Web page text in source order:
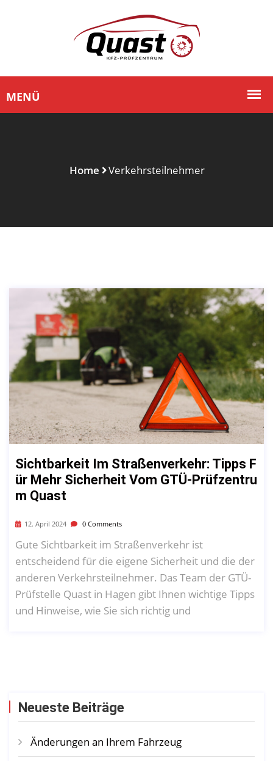
Home Verkehrsteilnehmer
Sichtbarkeit Im Straßenverkehr: Tipps F
Ür Mehr Sicherheit Vom GTÜ-Prüfzentru
M Quast
12. April 2024 0 Comments
Gute Sichtbarkeit im Straßenverkehr ist
entscheidend für die eigene Sicherheit und die der
anderen Verkehrsteilnehmer. Das Team der GTÜ-
Prüfstelle Quast in Hagen gibt Ihnen wichtige Tipps
und Hinweise, wie Sie sich richtig und
Neueste Beiträge
Änderungen an Ihrem Fahrzeug